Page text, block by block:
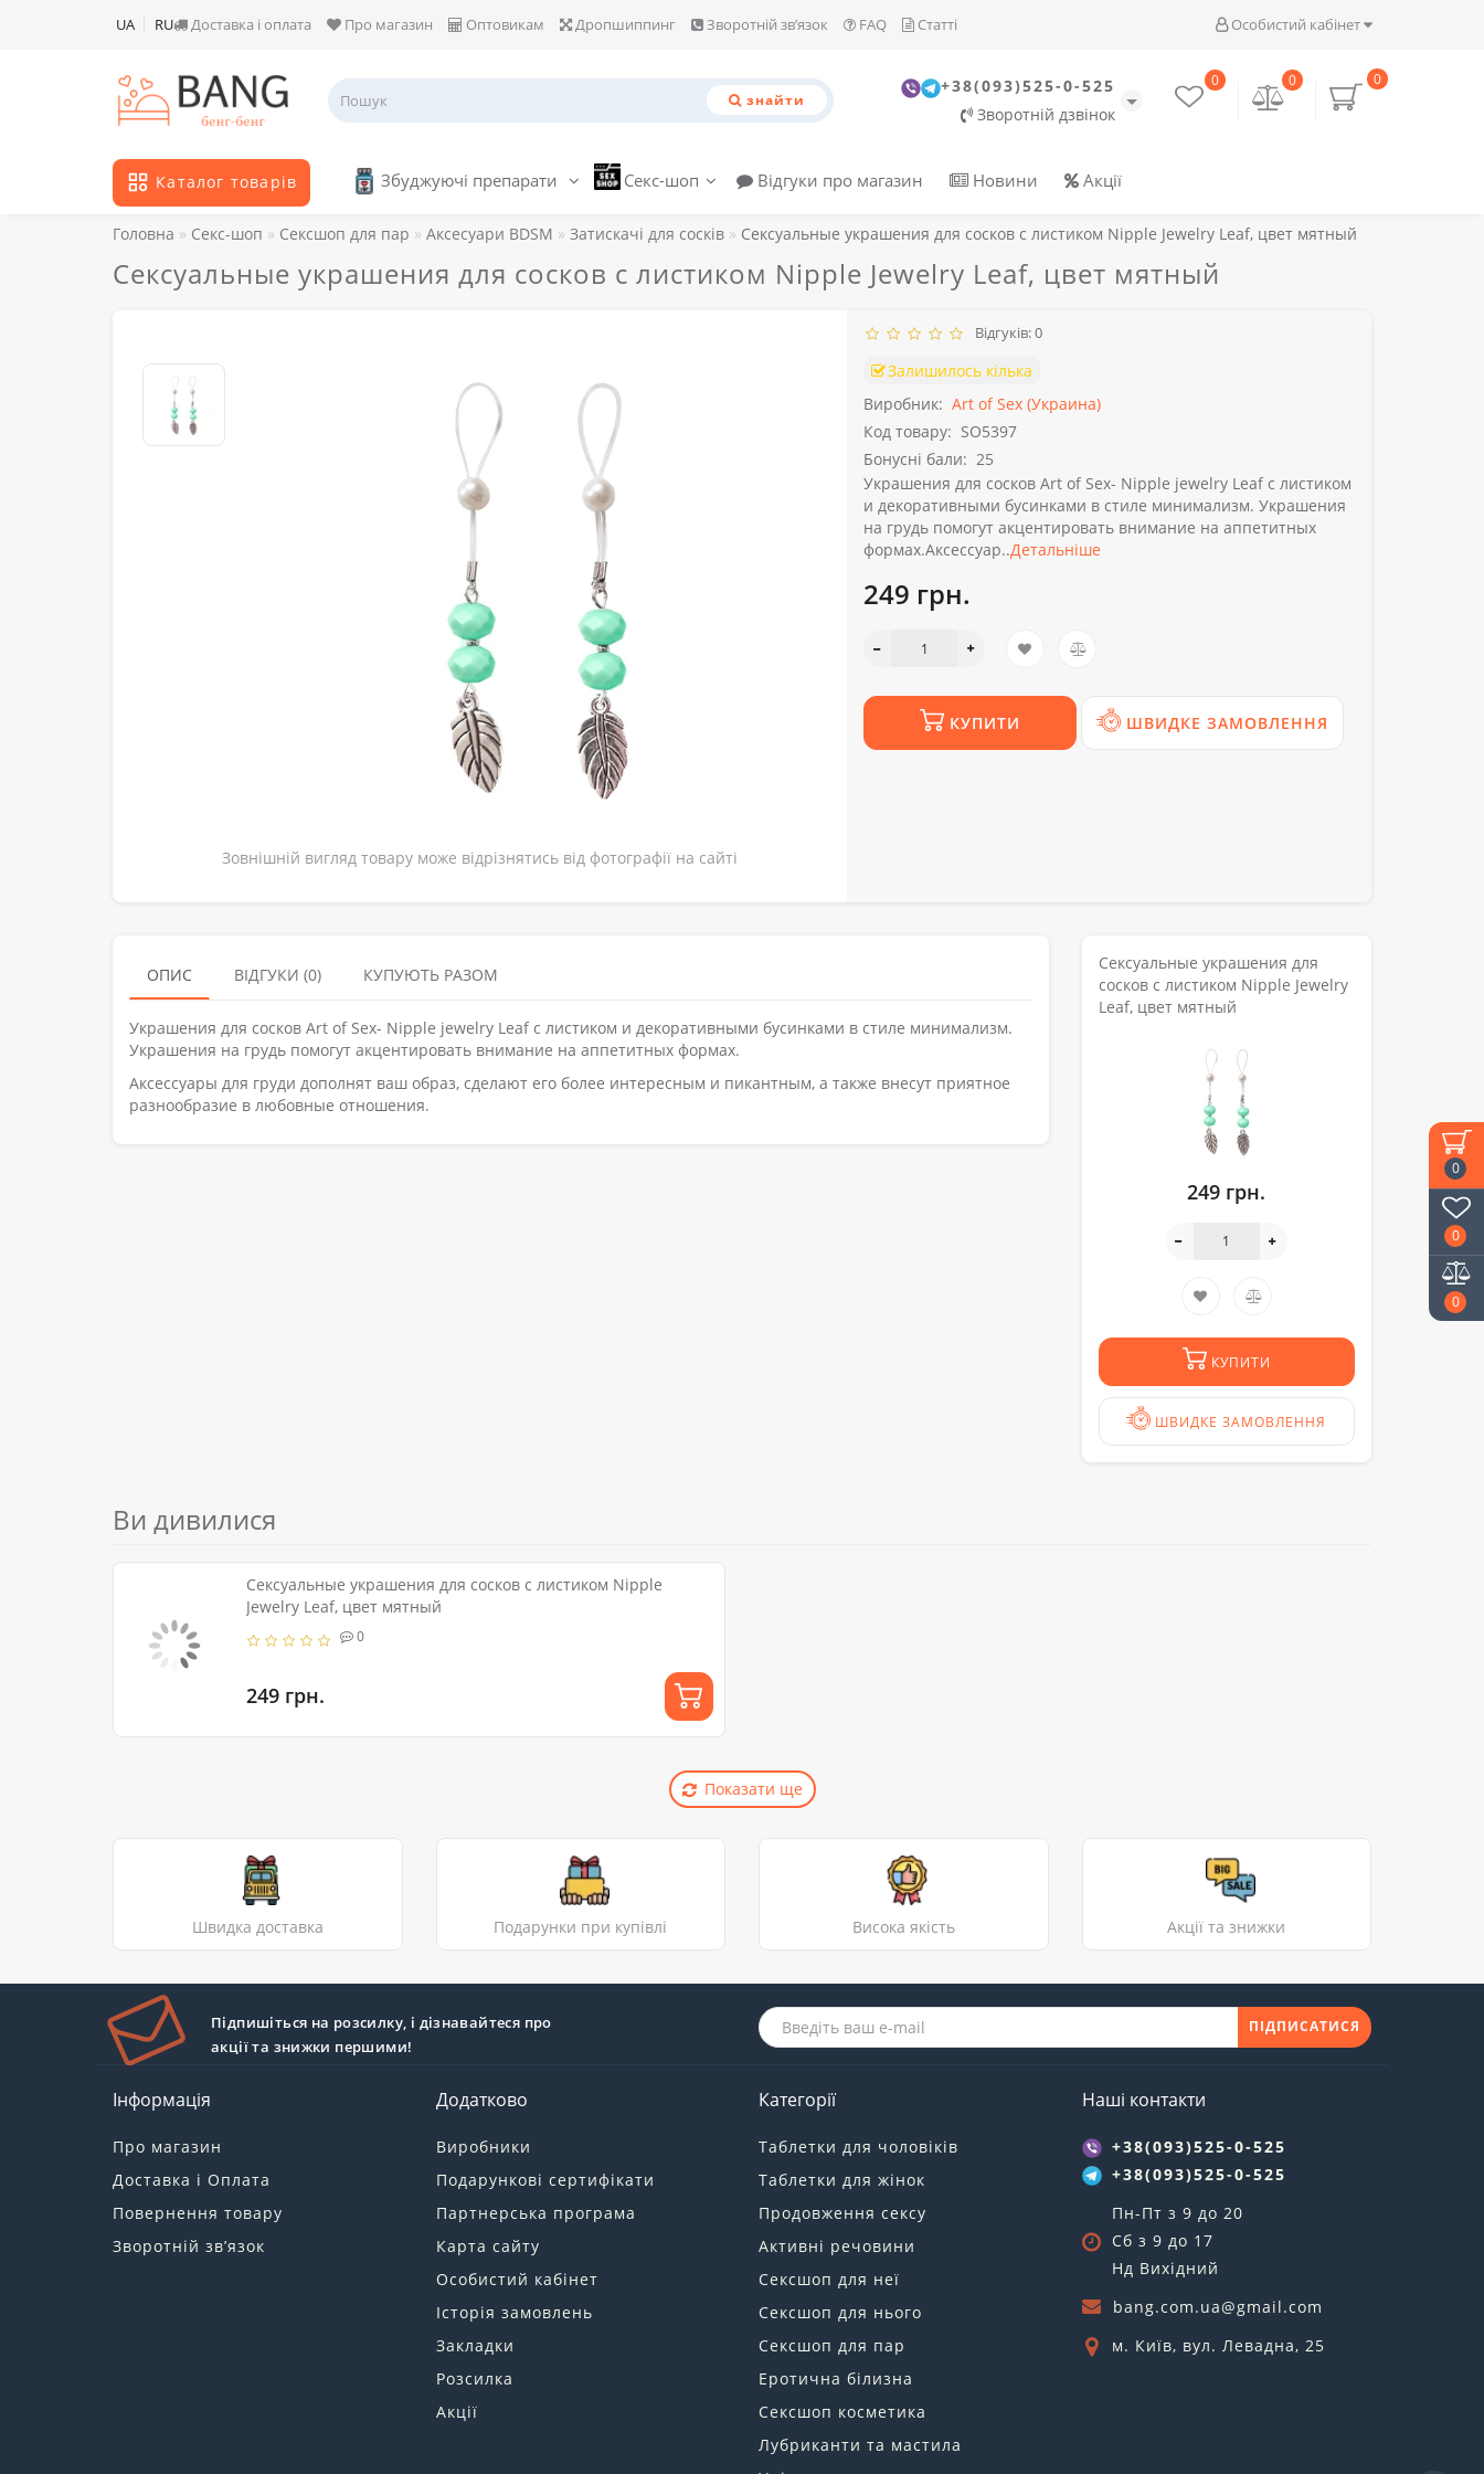
0
0
0
Особистий кабінет
UA RU Доставка і оплата Про магазин Оптовикам Дропшиппинг Зворотній зв’язок FAQ Статті
знайти
+38(093)525-0-525
Зворотній дзвінок
0
0
0
Каталог товарів Збуджуючі препарати Секс-шоп Відгуки про магазин Новини Акції
Головна Секс-шоп Сексшоп для пар Аксесуари BDSM Затискачі для сосків Сексуальные украшения для сосков с листиком Nipple Jewelry Leaf, цвет мятный
Сексуальные украшения для сосков с листиком Nipple Jewelry Leaf, цвет мятный
Зовнішній вигляд товару може відрізнятись від фотографії на сайті
Відгуків: 0
Залишилось кілька
Виробник: Art of Sex (Украина)
Код товару: SO5397
Бонусні бали: 25
Украшения для сосков Art of Sex- Nipple jewelry Leaf с листиком
и декоративными бусинками в стиле минимализм. Украшения
на грудь помогут акцентировать внимание на аппетитных
формах.Аксессуар..Детальніше
249 грн.
КУПИТИ ШВИДКЕ ЗАМОВЛЕННЯ
ОПИС ВІДГУКИ (0) КУПУЮТЬ РАЗОМ
Украшения для сосков Art of Sex- Nipple jewelry Leaf с листиком и декоративными бусинками в стиле минимализм.
Украшения на грудь помогут акцентировать внимание на аппетитных формах.
Аксессуары для груди дополнят ваш образ, сделают его более интересным и пикантным, а также внесут приятное
разнообразие в любовные отношения.
Сексуальные украшения для
сосков с листиком Nipple Jewelry
Leaf, цвет мятный
249 грн.
КУПИТИ
ШВИДКЕ ЗАМОВЛЕННЯ
Ви дивилися
Сексуальные украшения для сосков с листиком Nipple
Jewelry Leaf, цвет мятный
0
249 грн.
Показати ще
Швидка доставка Подарунки при купівлі Висока якість Акції та знижки
Підпишіться на розсилку, і дізнавайтеся про
акції та знижки першими!
ПІДПИСАТИСЯ
Інформація
Про магазин
Доставка і Оплата
Повернення товару
Зворотній зв’язок
Додатково
Виробники
Подарункові сертифікати
Партнерська програма
Карта сайту
Особистий кабінет
Історія замовлень
Закладки
Розсилка
Акції
Категорії
Таблетки для чоловіків
Таблетки для жінок
Продовження сексу
Активні речовини
Сексшоп для неї
Сексшоп для нього
Сексшоп для пар
Еротична білизна
Сексшоп косметика
Лубриканти та мастила
Наші контакти
+38(093)525-0-525
+38(093)525-0-525
Пн-Пт з 9 до 20
Сб з 9 до 17
Нд Вихідний
bang.com.ua@gmail.com
м. Київ, вул. Левадна, 25